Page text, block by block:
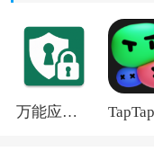
万能应用隐藏